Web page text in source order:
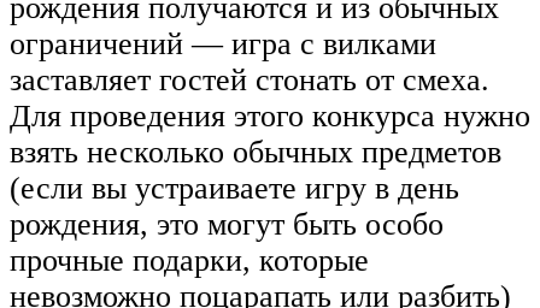
рождения получаются и из обычных
ограничений — игра с вилками
заставляет гостей стонать от смеха.
Для проведения этого конкурса нужно
взять несколько обычных предметов
(если вы устраиваете игру в день
рождения, это могут быть особо
прочные подарки, которые
невозможно поцарапать или разбить)